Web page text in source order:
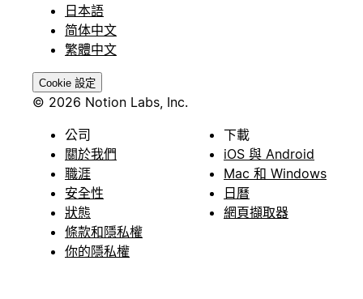
日本語
简体中文
繁體中文
Cookie 設定
© 2026 Notion Labs, Inc.
公司
關於我們
職涯
安全性
狀態
條款和隱私權
你的隱私權
下載
iOS 與 Android
Mac 和 Windows
日曆
網頁擷取器